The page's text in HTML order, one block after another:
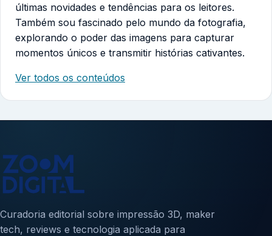
últimas novidades e tendências para os leitores.
Também sou fascinado pelo mundo da fotografia,
explorando o poder das imagens para capturar
momentos únicos e transmitir histórias cativantes.
Ver todos os conteúdos
Curadoria editorial sobre impressão 3D, maker
tech, reviews e tecnologia aplicada para